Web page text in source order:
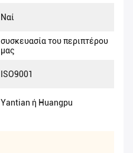
Ναί
συσκευασία του περιπτέρου
μας
ISO9001
Yantian ή Huangpu